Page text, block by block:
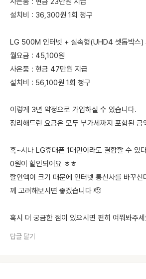
설치비 : 36,300원 1회 청구
LG 500M 인터넷 + 실속형(UHD4 셋톱박스)
월요금 : 45,100원
사은품 : 현금 47만원 지급
설치비 : 56,100원 1회 청구
이렇게 3년 약정으로 가입하실 수 있습니다.
정리해드린 요금은 모두 부가세까지 포함된 금
혹~시나 LG휴대폰 1대만이라도 결합할 수 있
0원이 할인되어요 ㅎㅎ
할인액이 크기 때문에 인터넷 통신사를 바꾸신
께 고려해보시면 좋겠습니다 🫡
혹시 더 궁금한 점이 있으시면 편히 여쭤봐주
답글 달기